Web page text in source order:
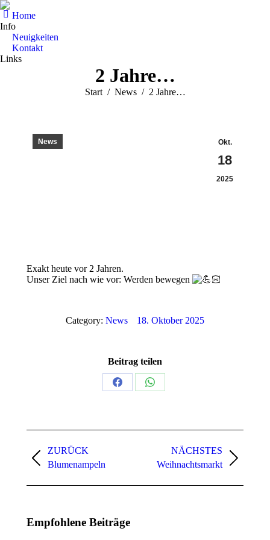
Home
Info
Neuigkeiten
Kontakt
Links
2 Jahre…
Sie befinden sich hier:
Start News 2 Jahre…
Okt.
18
2025
News
Exakt heute vor 2 Jahren.
Unser Ziel nach wie vor: Werden bewegen
Category: News 18. Oktober 2025
Beitrag teilen
Share
Share
ZURÜCK
Vorheriger
Blumenampeln
NÄCHSTES
Nächster
Weihnachtsmarkt
Empfohlene Beiträge